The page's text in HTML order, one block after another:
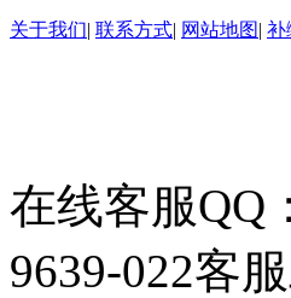
关于我们| 联系方式| 网站地图| 补
在线客服QQ：
9639-022客